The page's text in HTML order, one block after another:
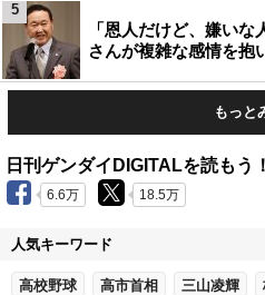
「恩人だけど、嫌い
さんが複雑な感情を抱
5
もっと
日刊ゲンダイDIGITALを読もう！
6.6万 18.5万
人気キーワード
高校野球 高市首相 三山凌輝